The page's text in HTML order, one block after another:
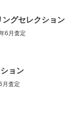
グセレクション
6月査定
ョン
月査定